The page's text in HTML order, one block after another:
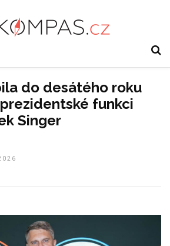
do desátého roku
funkci
Singer